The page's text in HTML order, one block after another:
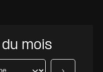
mois